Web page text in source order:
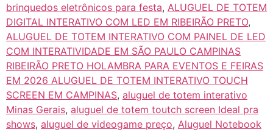
brinquedos eletrônicos para festa, ALUGUEL DE TOTEM
DIGITAL INTERATIVO COM LED EM RIBEIRÃO PRETO,
ALUGUEL DE TOTEM INTERATIVO COM PAINEL DE LED
COM INTERATIVIDADE EM SÃO PAULO CAMPINAS
RIBEIRÃO PRETO HOLAMBRA PARA EVENTOS E FEIRAS
EM 2026 ALUGUEL DE TOTEM INTERATIVO TOUCH
SCREEN EM CAMPINAS, aluguel de totem interativo
Minas Gerais, aluguel de totem toutch screen Ideal pra
shows, aluguel de videogame preço, Aluguel Notebook